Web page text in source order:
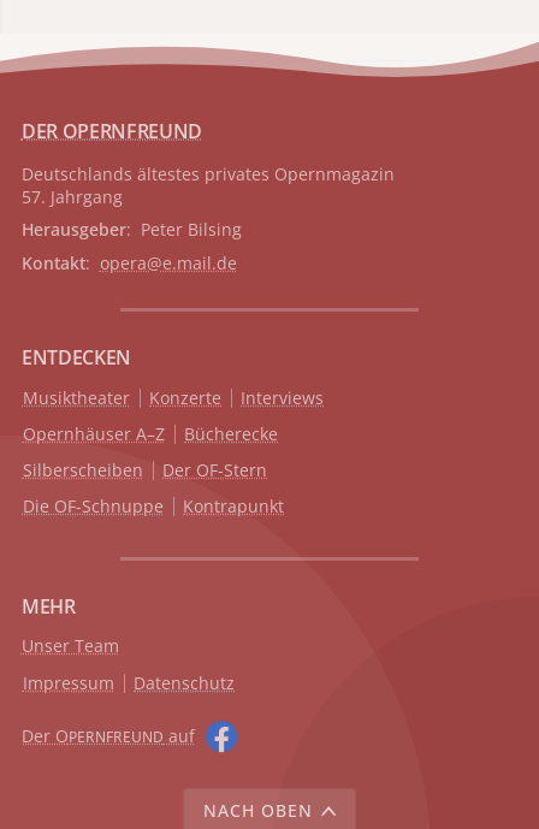
DER OPERNFREUND
Deutschlands ältestes privates Opernmagazin
57. Jahrgang
Herausgeber: Peter Bilsing
Kontakt: opera@e.mail.de
ENTDECKEN
Musiktheater Konzerte
Interviews
Opernhäuser A–Z
Bücherecke
Silberscheiben
Der OF-Stern
Die OF-Schnuppe
Kontrapunkt
MEHR
Unser Team
Impressum
Datenschutz
Der OPERNFREUND auf
NACH OBEN